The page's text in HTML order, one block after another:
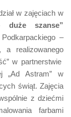
w zajęciach w
duże szanse”
–
a realizowanego
w partnerstwie
„Ad Astram” w
świąt. Zajęcia
z dziećmi
farbami